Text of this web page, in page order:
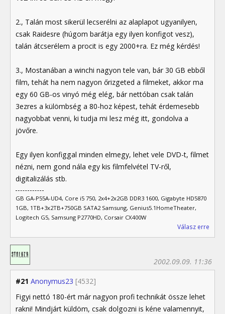
2., Talán most sikerül lecserélni az alaplapot ugyanilyen,
csak Raidesre (húgom barátja egy ilyen konfigot vesz),
talán átcserélem a procit is egy 2000+ra. Ez még kérdés!
3., Mostanában a winchi nagyon tele van, bár 30 GB ebből
film, tehát ha nem nagyon őrizgeted a filmeket, akkor ma
egy 60 GB-os vinyó még elég, bár nettóban csak talán
3ezres a külömbség a 80-hoz képest, tehát érdemesebb
nagyobbat venni, ki tudja mi lesz még itt, gondolva a
jövőre.
Egy ilyen konfiggal minden elmegy, lehet vele DVD-t, filmet
nézni, nem gond nála egy kis filmfelvétel TV-ről,
digitalizálás stb.
GB GA-P55A-UD4, Core i5 750, 2x4+2x2GB DDR3 1600, Gigabyte HD5870
1GB, 1TB+3x2TB+750GB SATA2 Samsung, Genius5.1HomeTheater,
Logitech G5, Samsung P2770HD, Corsair CX400W
Válasz erre
#21 Anonymus23 [4532]
2002.09.09. 11:36
Figyi nettó 180-ért már nagyon profi technikát össze lehet
rakni! Mindjárt küldöm, csak dolgozni is kéne valamennyit,